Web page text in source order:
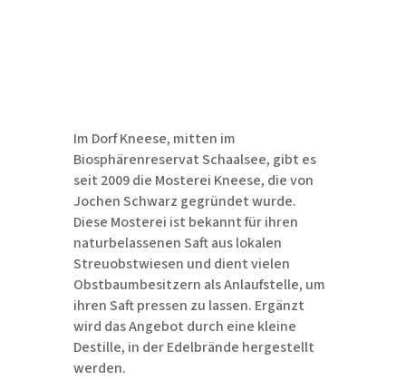
Im Dorf Kneese, mitten im
Biosphärenreservat Schaalsee, gibt es
seit 2009 die Mosterei Kneese, die von
Jochen Schwarz gegründet wurde.
Diese Mosterei ist bekannt für ihren
naturbelassenen Saft aus lokalen
Streuobstwiesen und dient vielen
Obstbaumbesitzern als Anlaufstelle, um
ihren Saft pressen zu lassen. Ergänzt
wird das Angebot durch eine kleine
Destille, in der Edelbrände hergestellt
werden.